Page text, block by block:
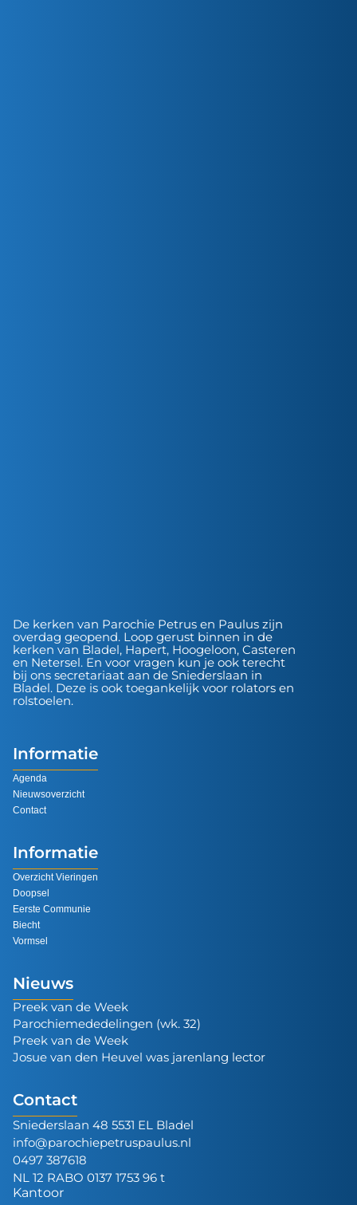
De kerken van Parochie Petrus en Paulus zijn
overdag geopend. Loop gerust binnen in de
kerken van Bladel, Hapert, Hoogeloon, Casteren
en Netersel. En voor vragen kun je ook terecht
bij ons secretariaat aan de Sniederslaan in
Bladel. Deze is ook toegankelijk voor rolators en
rolstoelen.
Informatie
Agenda
Nieuwsoverzicht
Contact
Informatie
Overzicht Vieringen
Doopsel
Eerste Communie
Biecht
Vormsel
Nieuws
Preek van de Week
Parochiemededelingen (wk. 32)
Preek van de Week
Josue van den Heuvel was jarenlang lector
Contact
Sniederslaan 48 5531 EL Bladel
info@parochiepetruspaulus.nl
0497 387618
NL 12 RABO 0137 1753 96 t
Kantoor